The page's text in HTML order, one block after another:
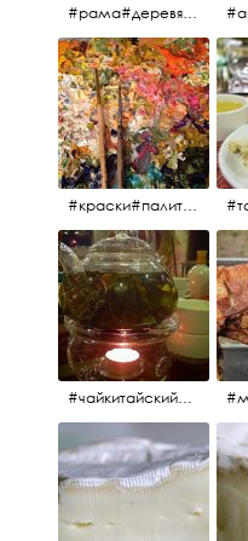
#рама#деревяннаярама#антиквариат#живопись#aplgallery
#краски#палитра#картина#живопись#aplgallery
#чайкитайский#чай#tea#teachinese @chinacook.ru